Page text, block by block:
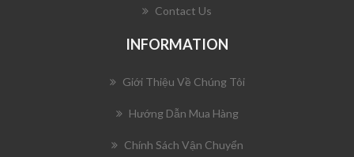
Contact Us
INFORMATION
Giới Thiệu Về Chúng Tôi
Hướng Dẫn Mua Hàng
Chính Sách Vận Chuyển